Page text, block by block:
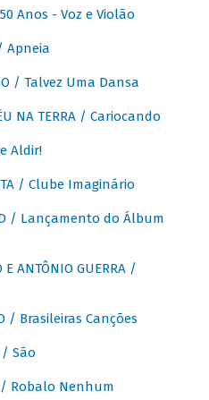
50 Anos - Voz e Violão
Apneia
/ Talvez Uma Dansa
NA TERRA / Cariocando
Aldir!
/ Clube Imaginário
/ Lançamento do Álbum
E ANTÔNIO GUERRA /
/ Brasileiras Canções
/ São
/ Robalo Nenhum